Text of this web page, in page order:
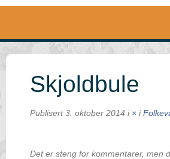
Skjoldbule
Publisert 3. oktober 2014 i × i
Det er steng for kommentarer, men